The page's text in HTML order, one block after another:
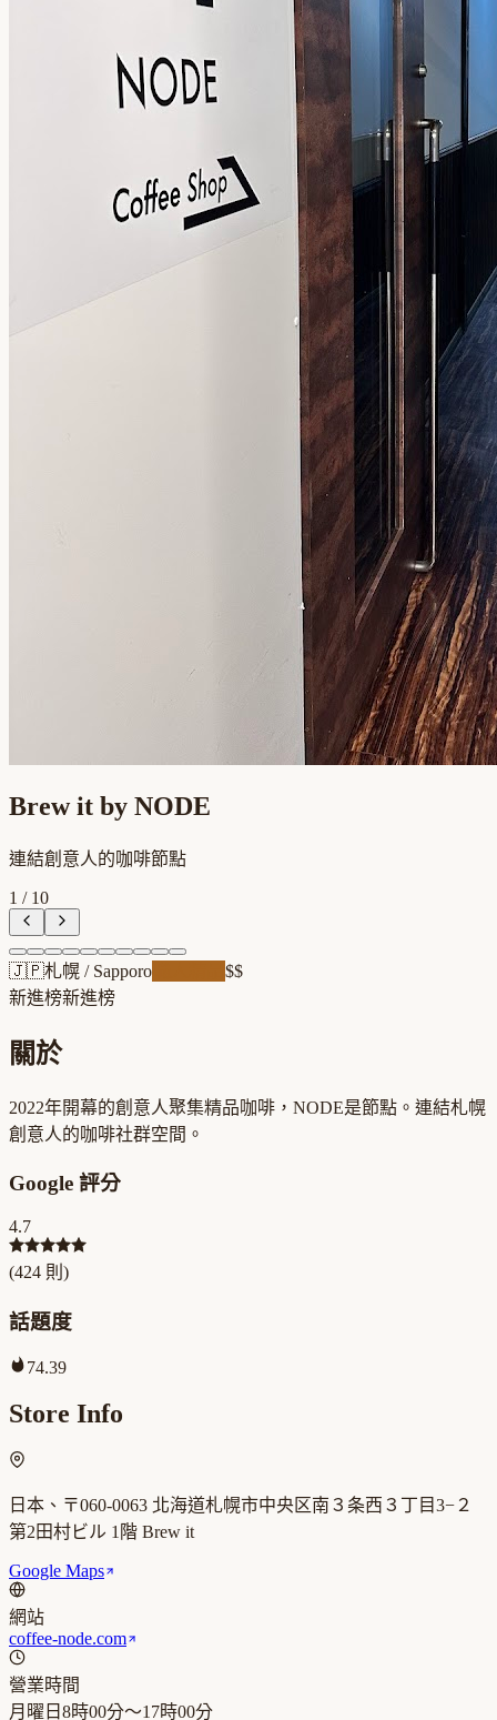
Brew it by NODE
連結創意人的咖啡節點
1 / 10
🇯🇵札幌 / Sapporo
$$
新進榜新進榜
關於
2022年開幕的創意人聚集精品咖啡，NODE是節點。連結札幌
創意人的咖啡社群空間。
Google 評分
4.7
(424 則)
話題度
74.39
Store Info
日本、〒060-0063 北海道札幌市中央区南３条西３丁目3−２
第2田村ビル 1階 Brew it
Google Maps
網站
coffee-node.com
營業時間
月曜日 8時00分～17時00分